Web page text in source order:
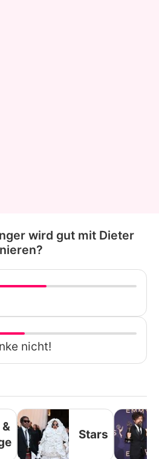
wird gut mit Dieter
nicht!
Stars